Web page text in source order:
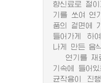
향신료로 절
기를 쏘여 연
품의 겉면에
들어가게 하
나게 만든 음
연기를 재
기속에 들어
균작용이 진